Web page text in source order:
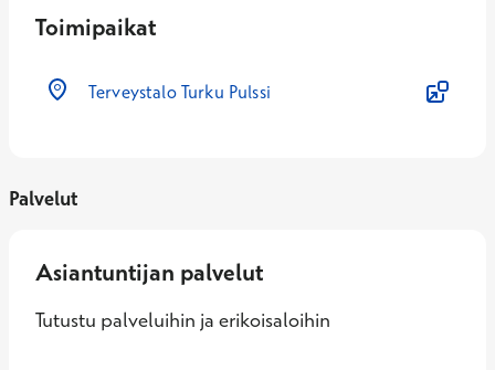
Toimipaikat
Terveystalo Turku Pulssi
Palvelut
Asiantuntijan palvelut
Tutustu palveluihin ja erikoisaloihin